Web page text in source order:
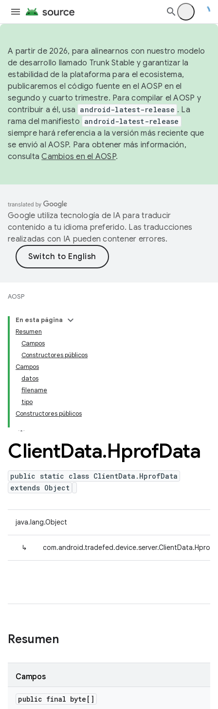
A partir de 2026, para alinearnos con nuestro modelo
de desarrollo llamado Trunk Stable y garantizar la
estabilidad de la plataforma para el ecosistema,
publicaremos el código fuente en el AOSP en el
segundo y cuarto trimestre. Para compilar el AOSP y
contribuir a él, usa android-latest-release . La
rama del manifiesto android-latest-release
siempre hará referencia a la versión más reciente que
se envió al AOSP. Para obtener más información,
consultaCambios en el AOSP.
Google utiliza tecnología de IA para traducir
contenido a tu idioma preferido. Las traducciones
realizadas con IA pueden contener errores.
AOSP
En esta página
Resumen
Campos
Constructores públicos
Campos
datos
filename
tipo
Constructores públicos
ClientData.HprofData
public static class ClientData.HprofData
extends Object
java.lang.Object
↳
Resumen
Campos
public final byte[]